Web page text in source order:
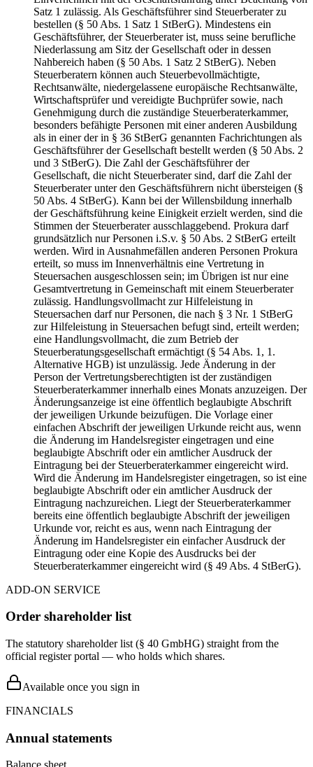
Satz 1 zulässig. Als Geschäftsführer sind Steuerberater zu
bestellen (§ 50 Abs. 1 Satz 1 StBerG). Mindestens ein
Geschäftsführer, der Steuerberater ist, muss seine berufliche
Niederlassung am Sitz der Gesellschaft oder in dessen
Nahbereich haben (§ 50 Abs. 1 Satz 2 StBerG). Neben
Steuerberatern können auch Steuerbevollmächtigte,
Rechtsanwälte, niedergelassene europäische Rechtsanwälte,
Wirtschaftsprüfer und vereidigte Buchprüfer sowie, nach
Genehmigung durch die zuständige Steuerberaterkammer,
besonders befähigte Personen mit einer anderen Ausbildung
als in einer der in § 36 StBerG genannten Fachrichtungen als
Geschäftsführer der Gesellschaft bestellt werden (§ 50 Abs. 2
und 3 StBerG). Die Zahl der Geschäftsführer der
Gesellschaft, die nicht Steuerberater sind, darf die Zahl der
Steuerberater unter den Geschäftsführern nicht übersteigen (§
50 Abs. 4 StBerG). Kann bei der Willensbildung innerhalb
der Geschäftsführung keine Einigkeit erzielt werden, sind die
Stimmen der Steuerberater ausschlaggebend. Prokura darf
grundsätzlich nur Personen i.S.v. § 50 Abs. 2 StBerG erteilt
werden. Wird in Ausnahmefällen anderen Personen Prokura
erteilt, so muss im Innenverhältnis eine Vertretung in
Steuersachen ausgeschlossen sein; im Übrigen ist nur eine
Gesamtvertretung in Gemeinschaft mit einem Steuerberater
zulässig. Handlungsvollmacht zur Hilfeleistung in
Steuersachen darf nur Personen, die nach § 3 Nr. 1 StBerG
zur Hilfeleistung in Steuersachen befugt sind, erteilt werden;
eine Handlungsvollmacht, die zum Betrieb der
Steuerberatungsgesellschaft ermächtigt (§ 54 Abs. 1, 1.
Alternative HGB) ist unzulässig. Jede Änderung in der
Person der Vertretungsberechtigten ist der zuständigen
Steuerberaterkammer innerhalb eines Monats anzuzeigen. Der
Änderungsanzeige ist eine öffentlich beglaubigte Abschrift
der jeweiligen Urkunde beizufügen. Die Vorlage einer
einfachen Abschrift der jeweiligen Urkunde reicht aus, wenn
die Änderung im Handelsregister eingetragen und eine
beglaubigte Abschrift oder ein amtlicher Ausdruck der
Eintragung bei der Steuerberaterkammer eingereicht wird.
Wird die Änderung im Handelsregister eingetragen, so ist eine
beglaubigte Abschrift oder ein amtlicher Ausdruck der
Eintragung nachzureichen. Liegt der Steuerberaterkammer
bereits eine öffentlich beglaubigte Abschrift der jeweiligen
Urkunde vor, reicht es aus, wenn nach Eintragung der
Änderung im Handelsregister ein einfacher Ausdruck der
Eintragung oder eine Kopie des Ausdrucks bei der
Steuerberaterkammer eingereicht wird (§ 49 Abs. 4 StBerG).
ADD-ON SERVICE
Order shareholder list
The statutory shareholder list (§ 40 GmbHG) straight from the
official register portal — who holds which shares.
Available once you sign in
FINANCIALS
Annual statements